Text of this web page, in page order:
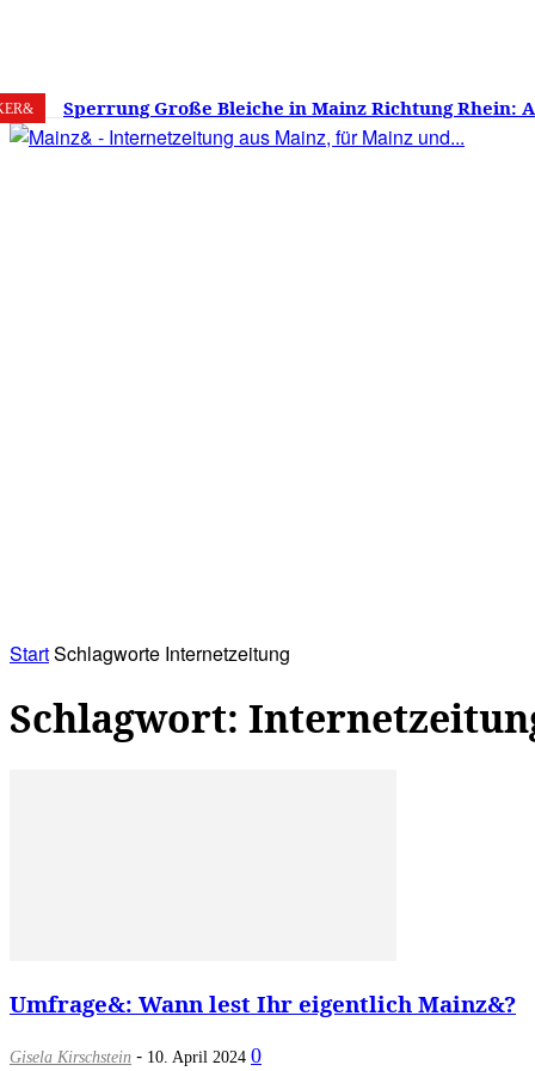
7. August 2026 19.5 Mainz
Sperrung Große Bleiche in Mainz Richtung Rhein:
verwirrt, Mainzer stinksauer – Haben die Mainzer
StartSchlagworte Internetzeitung
Schlagwort:
Umfrage&: Wann lest Ihr eigentlich Mainz&?
Gisela Kirschstein - 10. April 2024 0